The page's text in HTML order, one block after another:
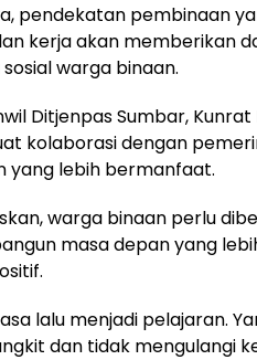
pendekatan pembinaan
kerja akan memberikan
warga binaan.
Ditjenpas Sumbar,
kolaborasi dengan
yang lebih bermanfaat.
warga binaan perlu
masa depan yang
lalu menjadi pelajaran.
dan tidak mengulangi